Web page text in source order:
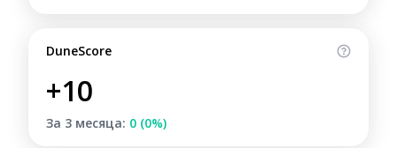
DuneScore
+10
За 3 месяца: 0 (0%)